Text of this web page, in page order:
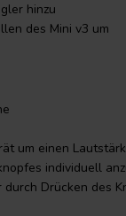
hinzu
des Mini v3 um
um einen
individuell
Drücken des